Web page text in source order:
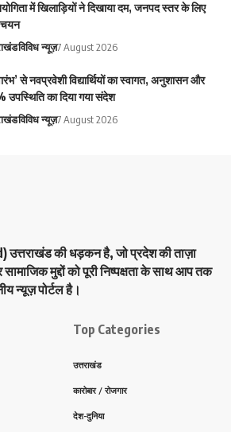
में खिलाड़ियों ने दिखाया दम, जनपद स्तर के लिए
विविध न्यूज़7 August 2026
से नवप्रवेशी विद्यार्थियों का स्वागत, अनुशासन और
उपस्थिति का दिया गया संदेश
विविध न्यूज़7 August 2026
उत्तराखंड की धड़कन है, जो प्रदेश की ताज़ा
मुद्दों को पूरी निष्पक्षता के साथ आप तक
न्यूज़ पोर्टल है।
Top Categories
उत्तराखंड
कारोबार / रोजगार
देश-दुनिया